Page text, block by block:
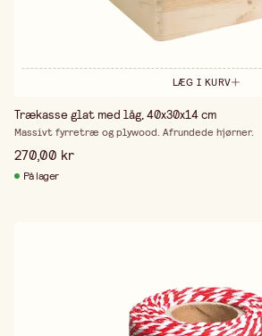
LÆG I KURV
Trækasse glat med låg, 40x30x14 cm
Massivt fyrretræ og plywood. Afrundede hjørner.
270,00 kr
På lager